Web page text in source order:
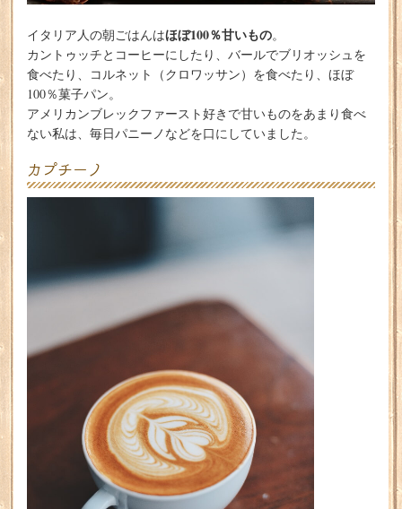
イタリア人の朝ごはんはほぼ100％甘いもの。
カントゥッチとコーヒーにしたり、バールでブリオッシュを
食べたり、コルネット（クロワッサン）を食べたり、ほぼ
100％菓子パン。
アメリカンブレックファースト好きで甘いものをあまり食べ
ない私は、毎日パニーノなどを口にしていました。
カプチーノ